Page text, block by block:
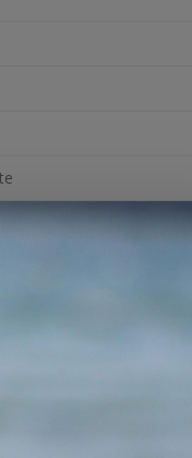
Stampanti inkjet